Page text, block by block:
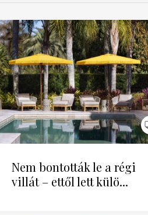
Nem bontották le a régi
villát – ettől lett külö...